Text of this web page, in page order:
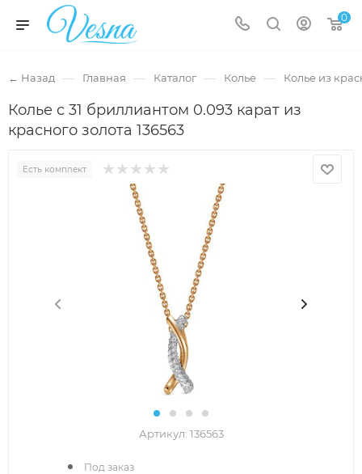
0
← Назад — Главная — Каталог — Колье — Колье из
Колье с 31 бриллиантом 0.093 карат из
красного золота 136563
Есть комплект
Артикул: 136563
Под заказ